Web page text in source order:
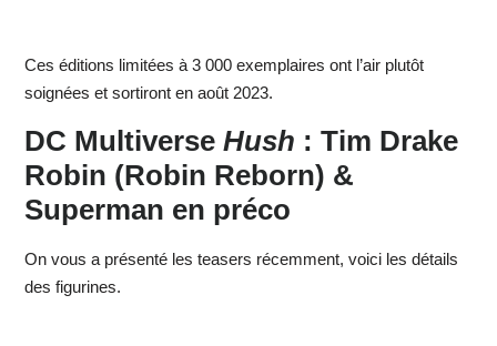
Ces éditions limitées à 3 000 exemplaires ont l’air plutôt
soignées et sortiront en août 2023.
DC Multiverse Hush : Tim Drake
Robin (Robin Reborn) &
Superman en préco
On vous a présenté les teasers récemment, voici les détails
des figurines.